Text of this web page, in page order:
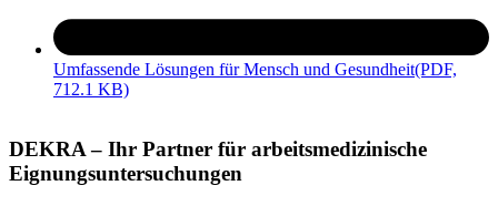
Umfassende Lösungen für Mensch und Gesundheit(PDF,
712.1 KB)
DEKRA – Ihr Partner für arbeitsmedizinische
Eignungsuntersuchungen